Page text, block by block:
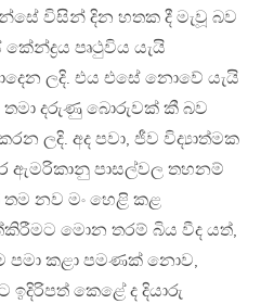
විසින් දින හතක දී මැවූ බව
පෘථුවිය යැයි
ලදි. එය එසේ නොවේ යැයි
දරුණු බොරුවක් කී බව
ලදි. අද පවා, ජීව විද්‍යාත්මක
ඇමරිකානු පාසල්වල තහනම්
නව මං හෙළි කළ
මොන තරම් බිය වීද යත්,
පමා කළා පමණක් නොව,
ඉදිරිපත් කෙළේ ද දියාරු